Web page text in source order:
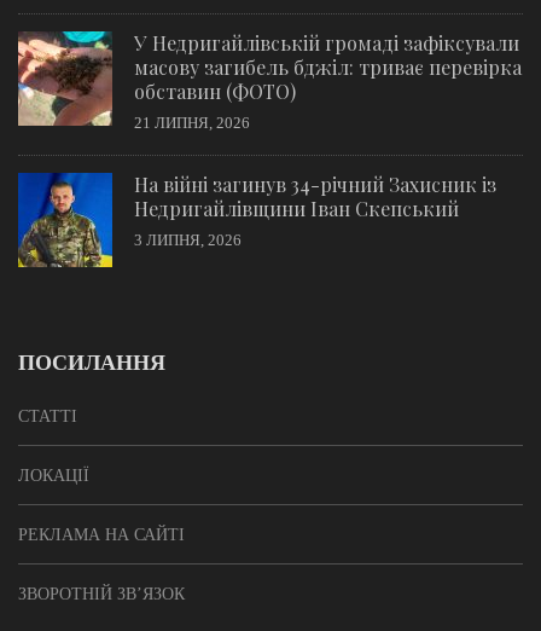
У Недригайлівській громаді зафіксували
масову загибель бджіл: триває перевірка
обставин (ФОТО)
21 ЛИПНЯ, 2026
На війні загинув 34-річний Захисник із
Недригайлівщини Іван Скепський
3 ЛИПНЯ, 2026
ПОСИЛАННЯ
СТАТТІ
ЛОКАЦІЇ
РЕКЛАМА НА САЙТІ
ЗВОРОТНІЙ ЗВ’ЯЗОК